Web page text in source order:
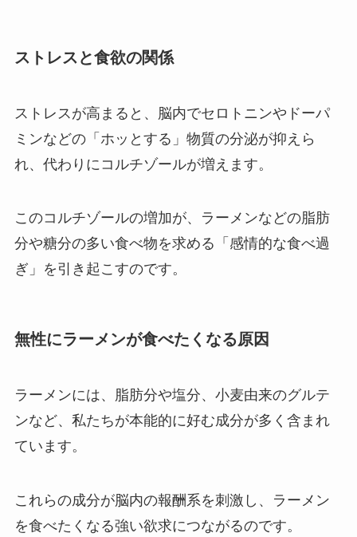
ストレスと食欲の関係
ストレスが高まると、脳内でセロトニンやドーパ
ミンなどの「ホッとする」物質の分泌が抑えら
れ、代わりにコルチゾールが増えます。
このコルチゾールの増加が、ラーメンなどの脂肪
分や糖分の多い食べ物を求める「感情的な食べ過
ぎ」を引き起こすのです。
無性にラーメンが食べたくなる原因
ラーメンには、脂肪分や塩分、小麦由来のグルテ
ンなど、私たちが本能的に好む成分が多く含まれ
ています。
これらの成分が脳内の報酬系を刺激し、ラーメン
を食べたくなる強い欲求につながるのです。